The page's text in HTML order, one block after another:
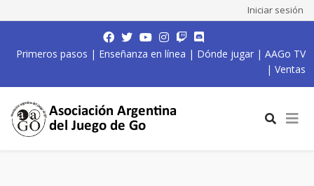
Iniciar sesión
Primeros pasos | Enseñanza en línea | Dónde jugar | AAGo TV
| Ventas